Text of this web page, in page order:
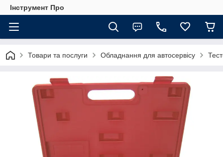
Інструмент Про
Товари та послуги Обладнання для автосервісу